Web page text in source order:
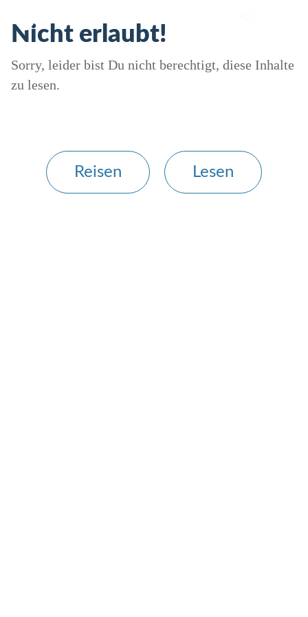
Nicht erlaubt!
Sorry, leider bist Du nicht berechtigt, diese Inhalte
zu lesen.
Reisen Lesen